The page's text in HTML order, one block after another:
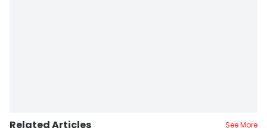
Related Articles See More